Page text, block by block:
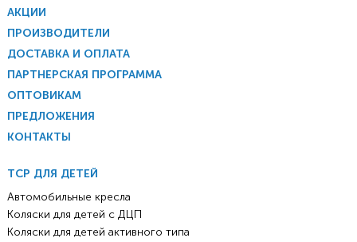
АКЦИИ
ПРОИЗВОДИТЕЛИ
ДОСТАВКА И ОПЛАТА
ПАРТНЕРСКАЯ ПРОГРАММА
ОПТОВИКАМ
ПРЕДЛОЖЕНИЯ
КОНТАКТЫ
ТСР ДЛЯ ДЕТЕЙ
Автомобильные кресла
Коляски для детей с ДЦП
Коляски для детей активного типа